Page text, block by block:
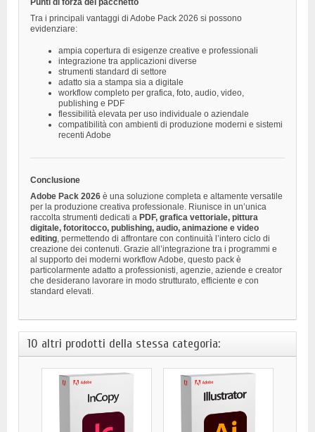
Tra i principali vantaggi di Adobe Pack 2026 si possono
evidenziare:
ampia copertura di esigenze creative e professionali
integrazione tra applicazioni diverse
strumenti standard di settore
adatto sia a stampa sia a digitale
workflow completo per grafica, foto, audio, video,
publishing e PDF
flessibilità elevata per uso individuale o aziendale
compatibilità con ambienti di produzione moderni e sistemi
recenti Adobe
Conclusione
Adobe Pack 2026 è una soluzione completa e altamente versatile
per la produzione creativa professionale. Riunisce in un’unica
raccolta strumenti dedicati a PDF, grafica vettoriale, pittura
digitale, fotoritocco, publishing, audio, animazione e video
editing , permettendo di affrontare con continuità l’intero ciclo di
creazione dei contenuti. Grazie all’integrazione tra i programmi e
al supporto dei moderni workflow Adobe, questo pack è
particolarmente adatto a professionisti, agenzie, aziende e creator
che desiderano lavorare in modo strutturato, efficiente e con
standard elevati.
10 altri prodotti della stessa categoria: